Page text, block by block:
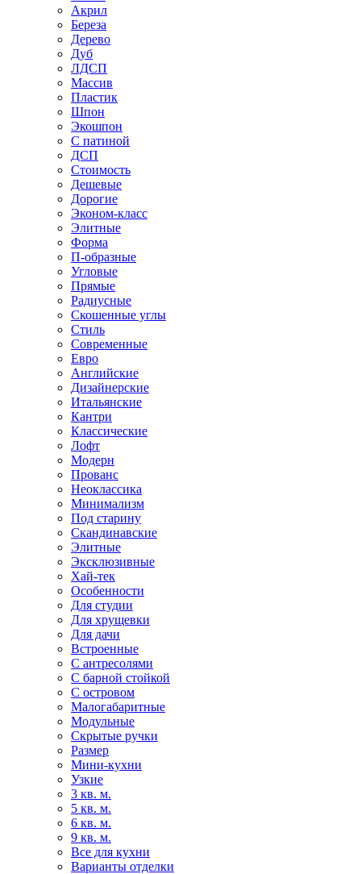
Акрил
Береза
Дерево
Дуб
ЛДСП
Массив
Пластик
Шпон
Экошпон
С патиной
ДСП
Стоимость
Дешевые
Дорогие
Эконом-класс
Элитные
Форма
П-образные
Угловые
Прямые
Радиусные
Скошенные углы
Стиль
Современные
Евро
Английские
Дизайнерские
Итальянские
Кантри
Классические
Лофт
Модерн
Прованс
Неоклассика
Минимализм
Под старину
Скандинавские
Элитные
Эксклюзивные
Хай-тек
Особенности
Для студии
Для хрущевки
Для дачи
Встроенные
С антресолями
С барной стойкой
С островом
Малогабаритные
Модульные
Скрытые ручки
Размер
Мини-кухни
Узкие
3 кв. м.
5 кв. м.
6 кв. м.
9 кв. м.
Все для кухни
Варианты отделки